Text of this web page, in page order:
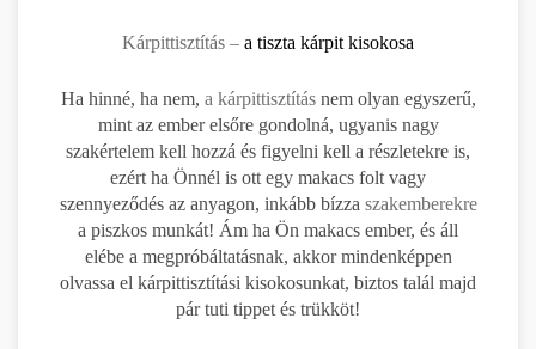
Kárpittisztítás – a tiszta kárpit kisokosa
Ha hinné, ha nem, a kárpittisztításnem olyan egyszerű,
mint az ember elsőre gondolná, ugyanis nagy
szakértelem kell hozzá és figyelni kell a részletekre is,
ezért ha Önnél is ott egy makacs folt vagy
szennyeződés az anyagon, inkább bízza szakemberekre
a piszkos munkát! Ám ha Ön makacs ember, és áll
elébe a megpróbáltatásnak, akkor mindenképpen
olvassa el kárpittisztítási kisokosunkat, biztos talál majd
pár tuti tippet és trükköt!